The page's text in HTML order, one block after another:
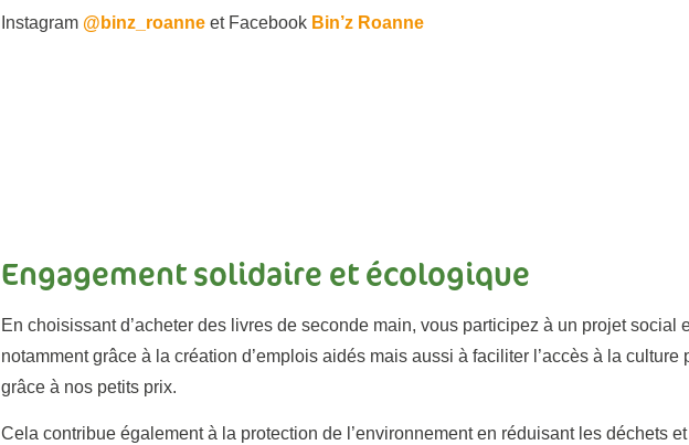
Instagram @binz_roanneet Facebook Bin’z Roanne
Engagement solidaire et écologique
En choisissant d’acheter des livres de seconde main, vous participez à un projet social
notamment grâce à la création d’emplois aidés mais aussi à faciliter l’accès à la culture
grâce à nos petits prix.
Cela contribue également à la protection de l’environnement en réduisant les déchets